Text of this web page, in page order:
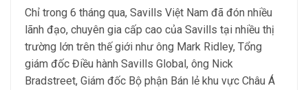
Chỉ trong 6 tháng qua, Savills Việt Nam đã đón nhiều
lãnh đạo, chuyên gia cấp cao của Savills tại nhiều thị
trường lớn trên thế giới như ông Mark Ridley, Tổng
giám đốc Điều hành Savills Global, ông Nick
Bradstreet, Giám đốc Bộ phận Bán lẻ khu vực Châu Á